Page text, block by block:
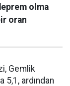
olma
oran
Gemlik
5,1, ardından